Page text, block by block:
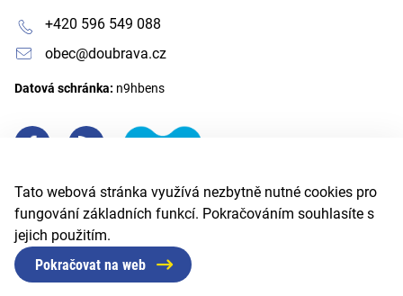
Tato webová stránka využívá nezbytně nutné cookies pro
fungování základních funkcí. Pokračováním souhlasíte s
jejich použitím.
Pokračovat na web
+420 596 549 088
obec@doubrava.cz
Datová schránka: n9hbens
© 2026 Obec Doubrava